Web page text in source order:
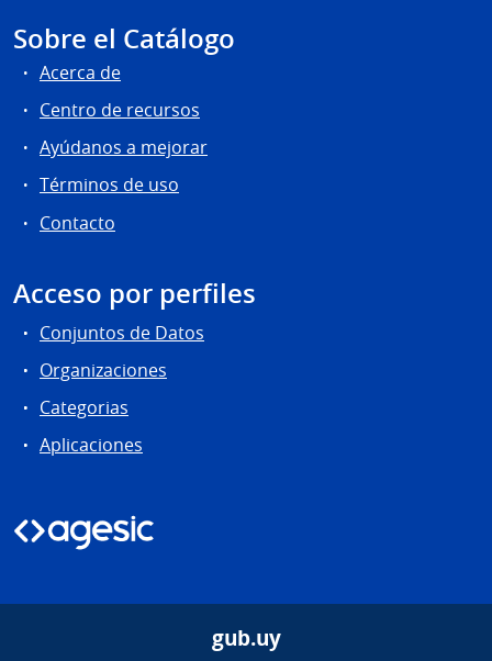
Sobre el Catálogo
Acerca de
Centro de recursos
Ayúdanos a mejorar
Términos de uso
Contacto
Acceso por perfiles
Conjuntos de Datos
Organizaciones
Categorias
Aplicaciones
gub.uy